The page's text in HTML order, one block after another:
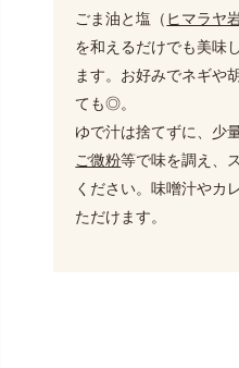
ごま油と塩（ ヒマラヤ
を和えるだけでも美味
ます。お好みでネギや
ても◎。
ゆで汁は捨てずに、少
ご微粉等で味を調え、
ください。味噌汁やカ
ただけます。